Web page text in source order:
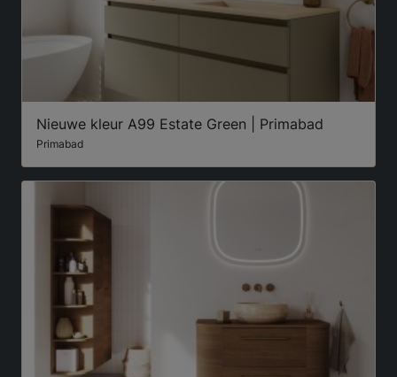
Nieuwe kleur A99 Estate Green | Primabad
Primabad